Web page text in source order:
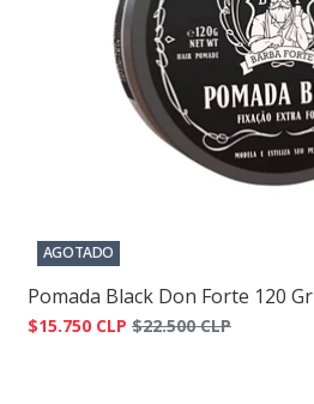
AGOTADO
Pomada Black Don Forte 120 Gr
$15.750 CLP $22.500 CLP